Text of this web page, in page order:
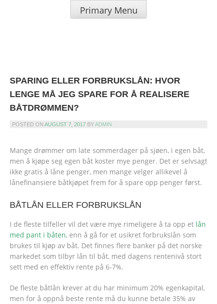
SIRENIAN.ORG – LÅN UTEN
Primary Menu
SPARING ELLER FORBRUKSLÅN: HVOR
LENGE MÅ JEG SPARE FOR Å REALISERE
BÅTDRØMMEN?
POSTED ON AUGUST 7, 2017 BYADMIN
Mange drømmer om late sommerdager på sjøen, i egen båt,
men å kjøpe seg egen båt koster mye penger. Det er selvsagt
ikke gratis å låne penger, men mange velger allikevel å
lånefinansiere båtkjøpet frem for å spare opp penger først.
BÅTLÅN ELLER FORBRUKSLÅN
I de fleste tilfeller vil det være mye rimeligere å ta opp et lån
med pant i båten, enn å gå for et usikret forbrukslån som
brukes til kjøp av båt. Det finnes flere banker på det norske
markedet som tilbyr lån til båt, med dagens rentenivå stort
sett med en effektiv rente på 6-7%.
De fleste båtlån krever at du har minimum 20% egenkapital,
men for å oppnå beste rente må du kunne betale 35% av